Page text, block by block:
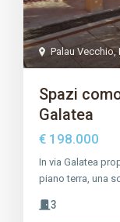
Palau Vecchio,
Spazi
Galatea
€ 198.000
In via Galatea
piano terra, una
3